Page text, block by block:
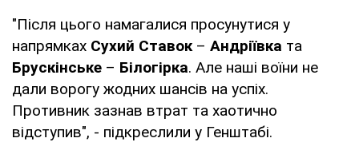
"Після цього намагалися просунутися у
напрямках Сухий Ставок– Андріївка та
Брускінське – Білогірка. Але наші воїни не
дали ворогу жодних шансів на успіх.
Противник зазнав втрат та хаотично
відступив", - підкреслили у Генштабі.